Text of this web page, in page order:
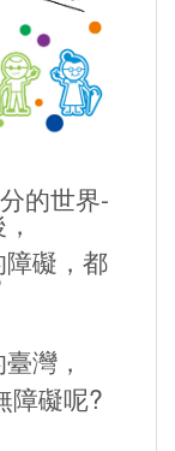
的世界-
礙，都
灣，
障礙呢?